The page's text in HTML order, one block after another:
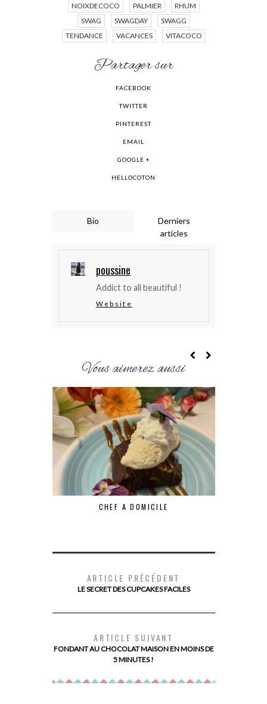
NOIXDECOCO
PALMIER
RHUM
SWAG
SWAGDAY
SWAGG
TENDANCE
VACANCES VITACOCO
Partager sur
FACEBOOK
TWITTER
PINTEREST
EMAIL
GOOGLE +
HELLOCOTON
Bio
Derniers
articles
poussine
Addict to all beautiful !
Website
Vous aimerez aussi
CHEF A DOMICILE
ARTICLE PRÉCÉDENT
LE SECRET DES CUPCAKES FACILES
ARTICLE SUIVANT
FONDANT AU CHOCOLAT MAISON EN MOINS DE
5 MINUTES !